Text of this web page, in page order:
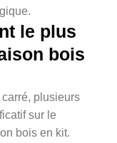
le plus
bois
plusieurs
sur le
bois en kit.